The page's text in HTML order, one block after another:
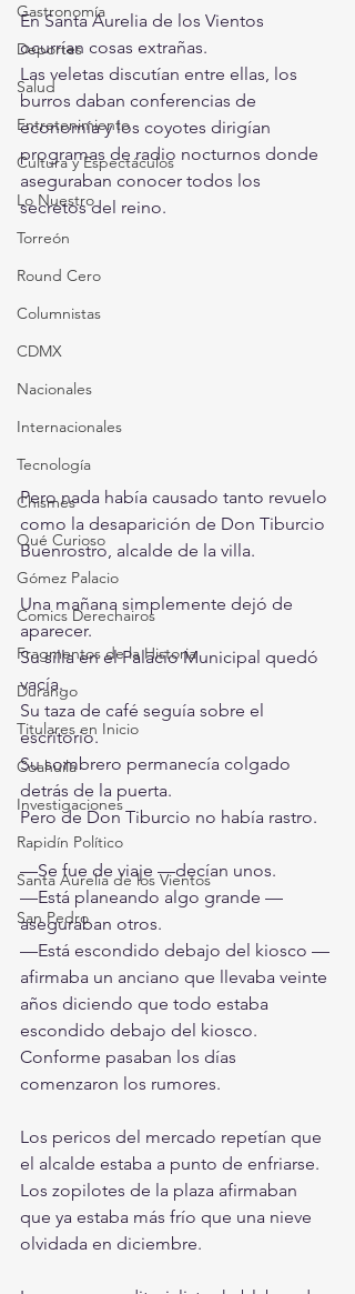
Gastronomía
Deportes
Salud
Entretenimiento
Cultura y Espectáculos
Lo Nuestro
Torreón
Round Cero
Columnistas
CDMX
Nacionales
Internacionales
Tecnología
Chismes
Qué Curioso
Gómez Palacio
Comics Derechairos
Fragmentos de la Historia
Durango
Titulares en Inicio
Coahuila
Investigaciones
Rapidín Político
Santa Aurelia de los Vientos
San Pedro
En Santa Aurelia de los Vientos
ocurrían cosas extrañas.
Las veletas discutían entre ellas, los
burros daban conferencias de
economía y los coyotes dirigían
programas de radio nocturnos donde
aseguraban conocer todos los
secretos del reino.
Pero nada había causado tanto revuelo
como la desaparición de Don Tiburcio
Buenrostro, alcalde de la villa.
Una mañana simplemente dejó de
aparecer.
Su silla en el Palacio Municipal quedó
vacía.
Su taza de café seguía sobre el
escritorio.
Su sombrero permanecía colgado
detrás de la puerta.
Pero de Don Tiburcio no había rastro.
—Se fue de viaje —decían unos.
—Está planeando algo grande —
aseguraban otros.
—Está escondido debajo del kiosco —
afirmaba un anciano que llevaba veinte
años diciendo que todo estaba
escondido debajo del kiosco.
Conforme pasaban los días
comenzaron los rumores.
Los pericos del mercado repetían que
el alcalde estaba a punto de enfriarse.
Los zopilotes de la plaza afirmaban
que ya estaba más frío que una nieve
olvidada en diciembre.